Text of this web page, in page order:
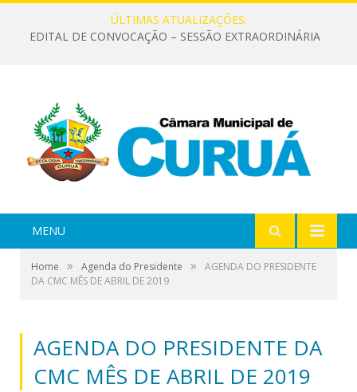
ÚLTIMAS ATUALIZAÇÕES:
EDITAL DE CONVOCAÇÃO – SESSÃO EXTRAORDINÁRIA
MENU
Home » Agenda do Presidente »
AGENDA DO PRESIDENTE
DA CMC MÊS DE ABRIL DE 2019
AGENDA DO PRESIDENTE DA
CMC MÊS DE ABRIL DE 2019